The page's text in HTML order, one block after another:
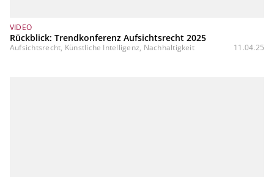
VIDEO
Rückblick: Trendkonferenz Aufsichtsrecht 2025
Aufsichtsrecht, Künstliche Intelligenz, Nachhaltigkeit 11.04.25